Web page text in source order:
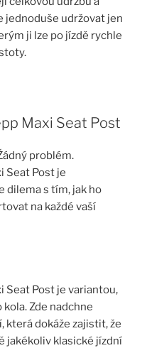
jednoduše udržovat jen
ji lze po jízdě rychle
Maxi Seat Post
problém.
Seat Post je
dilema s tím, jak ho
na každé vaší
Seat Post je variantou,
Zde nadchne
dokáže zajistit, že
jakékoliv klasické jízdní